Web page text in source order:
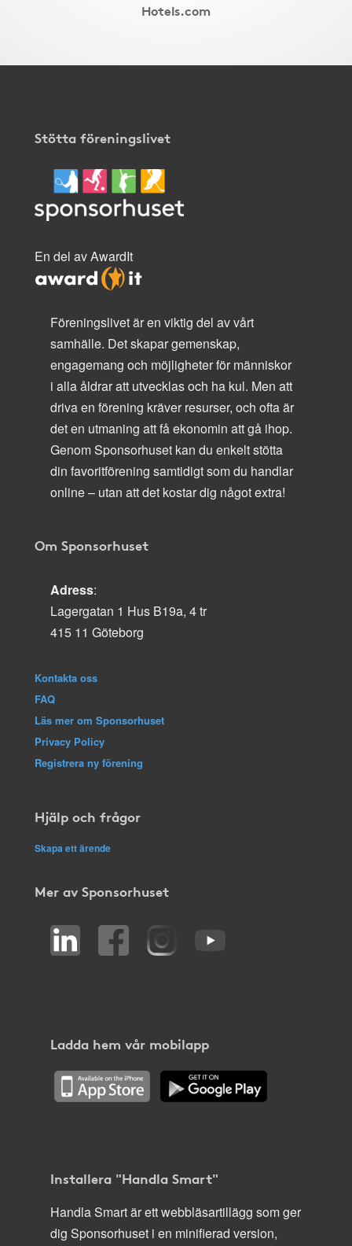
Hotels.com
Stötta föreningslivet
En del av AwardIt
Föreningslivet är en viktig del av vårt
samhälle. Det skapar gemenskap,
engagemang och möjligheter för människor
i alla åldrar att utvecklas och ha kul. Men att
driva en förening kräver resurser, och ofta är
det en utmaning att få ekonomin att gå ihop.
Genom Sponsorhuset kan du enkelt stötta
din favoritförening samtidigt som du handlar
online – utan att det kostar dig något extra!
Om Sponsorhuset
Adress:
Lagergatan 1 Hus B19a, 4 tr
415 11 Göteborg
Kontakta oss
FAQ
Läs mer om Sponsorhuset
Privacy Policy
Registrera ny förening
Hjälp och frågor
Skapa ett ärende
Mer av Sponsorhuset
Ladda hem vår mobilapp
Installera "Handla Smart"
Handla Smart är ett webbläsartillägg som ger
dig Sponsorhuset i en minifierad version,